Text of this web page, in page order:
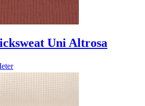
Uni Altrosa